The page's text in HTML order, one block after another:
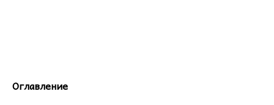
Оглавление